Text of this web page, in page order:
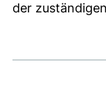
der